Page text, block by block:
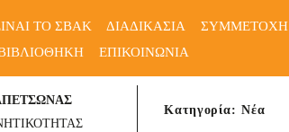
ΤΟ ΣΒΑΚ ΔΙΑΔΙΚΑΣΙΑ
ΣΥΜΜΕΤΟΧΗ
ΕΠΙΚΟΙΝΩΝΙΑ
Κατηγορία: Νέα